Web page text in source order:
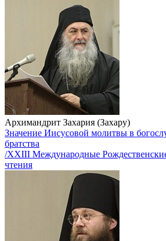
Архимандрит Захария (Захару)
Значение Иисусовой молитвы в
братства
/XXIII Международные
чтения